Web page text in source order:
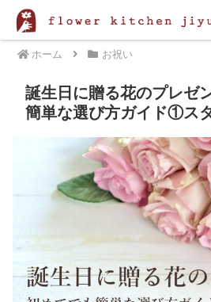
ホーム お祝い
誕生日に贈る花のプレゼ
簡単な選び方ガイド①ス